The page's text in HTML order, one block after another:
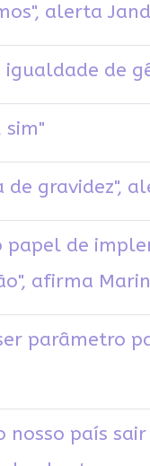
alerta
de
sim"
de gravidez",
papel de
afirma
parâmetro
nosso país